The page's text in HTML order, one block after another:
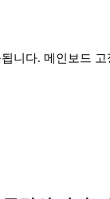
니다. 메인보드